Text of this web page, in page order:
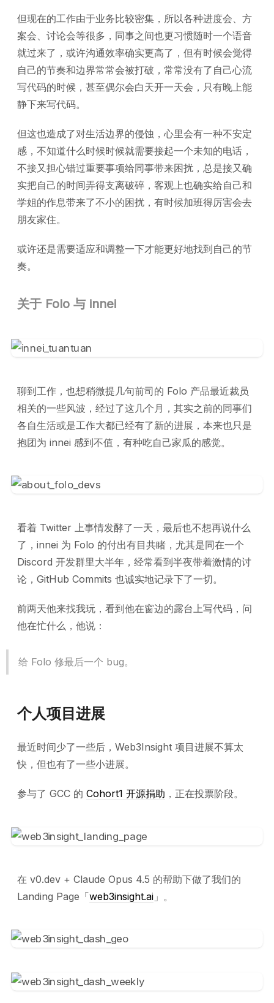
但现在的工作由于业务比较密集，所以各种进度会、方
案会、讨论会等很多，同事之间也更习惯随时一个语音
就过来了，或许沟通效率确实更高了，但有时候会觉得
自己的节奏和边界常常会被打破，常常没有了自己心流
写代码的时候，甚至偶尔会白天开一天会，只有晚上能
静下来写代码。
但这也造成了对生活边界的侵蚀，心里会有一种不安定
感，不知道什么时候时候就需要接起一个未知的电话，
不接又担心错过重要事项给同事带来困扰，总是接又确
实把自己的时间弄得支离破碎，客观上也确实给自己和
学姐的作息带来了不小的困扰，有时候加班得厉害会去
朋友家住。
或许还是需要适应和调整一下才能更好地找到自己的节
奏。
关于 Folo 与 innei
聊到工作，也想稍微提几句前司的 Folo 产品最近裁员
相关的一些风波，经过了这几个月，其实之前的同事们
各自生活或是工作大都已经有了新的进展，本来也只是
抱团为 innei 感到不值，有种吃自己家瓜的感觉。
看着 Twitter 上事情发酵了一天，最后也不想再说什么
了，innei 为 Folo 的付出有目共睹，尤其是同在一个
Discord 开发群里大半年，经常看到半夜带着激情的讨
论，GitHub Commits 也诚实地记录下了一切。
前两天他来找我玩，看到他在窗边的露台上写代码，问
他在忙什么，他说：
给 Folo 修最后一个 bug。
个人项目进展
最近时间少了一些后，Web3Insight 项目进展不算太
快，但也有了一些小进展。
参与了 GCC 的 Cohort1 开源捐助 ，正在投票阶段。
在 v0.dev + Claude Opus 4.5 的帮助下做了我们的
Landing Page「web3insight.ai 」。